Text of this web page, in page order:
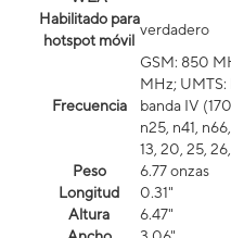
Habilitado para
hotspot móvil
verdadero
Frecuencia
GSM: 850
MHz; UMTS:
banda IV
n25, n41, n66,
13, 20, 25,
Peso
6.77 onzas
Longitud
0.31"
Altura
6.47"